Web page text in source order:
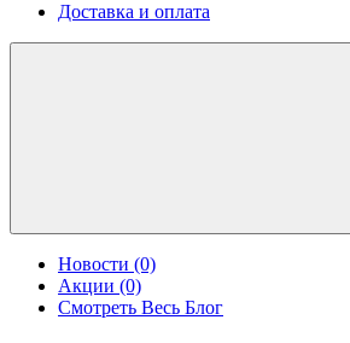
Доставка и оплата
Новости (0)
Акции (0)
Смотреть Весь Блог